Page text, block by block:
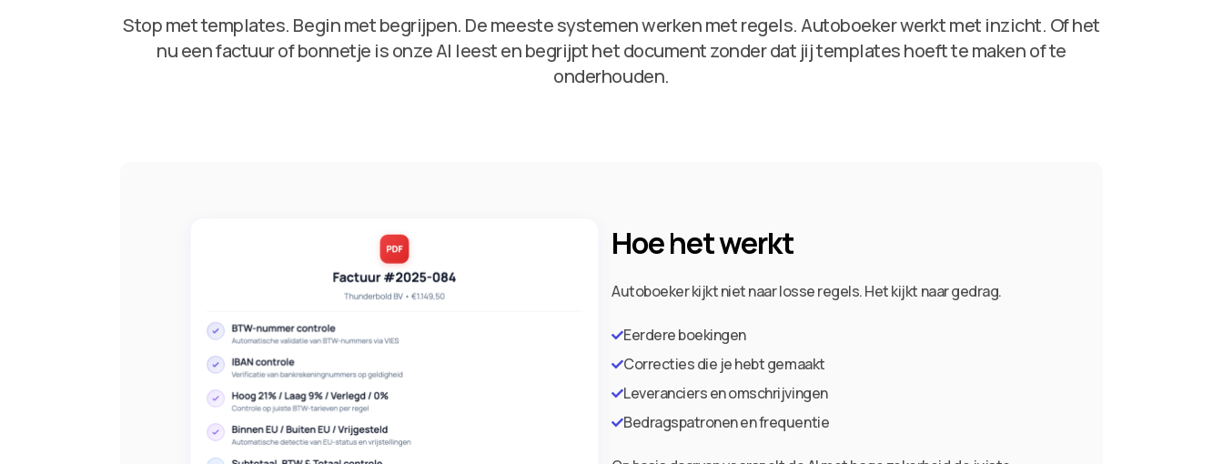
Stop met templates. Begin met begrijpen. De meeste systemen werken met regels. Autoboeker werkt met inzicht. Of het
nu een factuur of bonnetje is onze AI leest en begrijpt het document zonder dat jij templates hoeft te maken of te
onderhouden.
Hoe het werkt
Autoboeker kijkt niet naar losse regels. Het kijkt naar gedrag.
Eerdere boekingen
Correcties die je hebt gemaakt
Leveranciers en omschrijvingen
Bedragspatronen en frequentie